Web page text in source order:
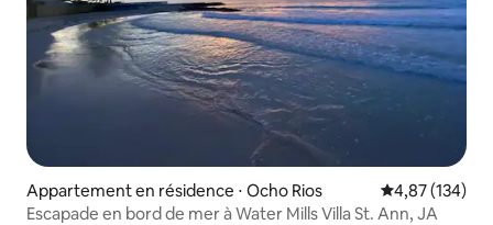
Appartement en résidence ⋅ Ocho Rios Évaluation
4,87 (134)
Escapade en bord de mer à Water Mills Villa St. Ann, JA